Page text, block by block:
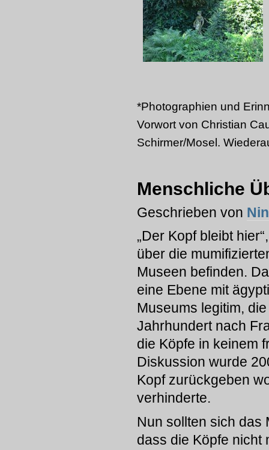
*Photographien und
Vorwort von Christian
Schirmer/Mosel.
Menschliche
Geschrieben von
„Der Kopf bleibt
über die
Museen befinden.
eine Ebene mit
Museums legitim,
Jahrhundert nach
die Köpfe in keinem
Diskussion wurde
Kopf zurückgeben
verhinderte.
Nun sollten sich das
dass die Köpfe nicht